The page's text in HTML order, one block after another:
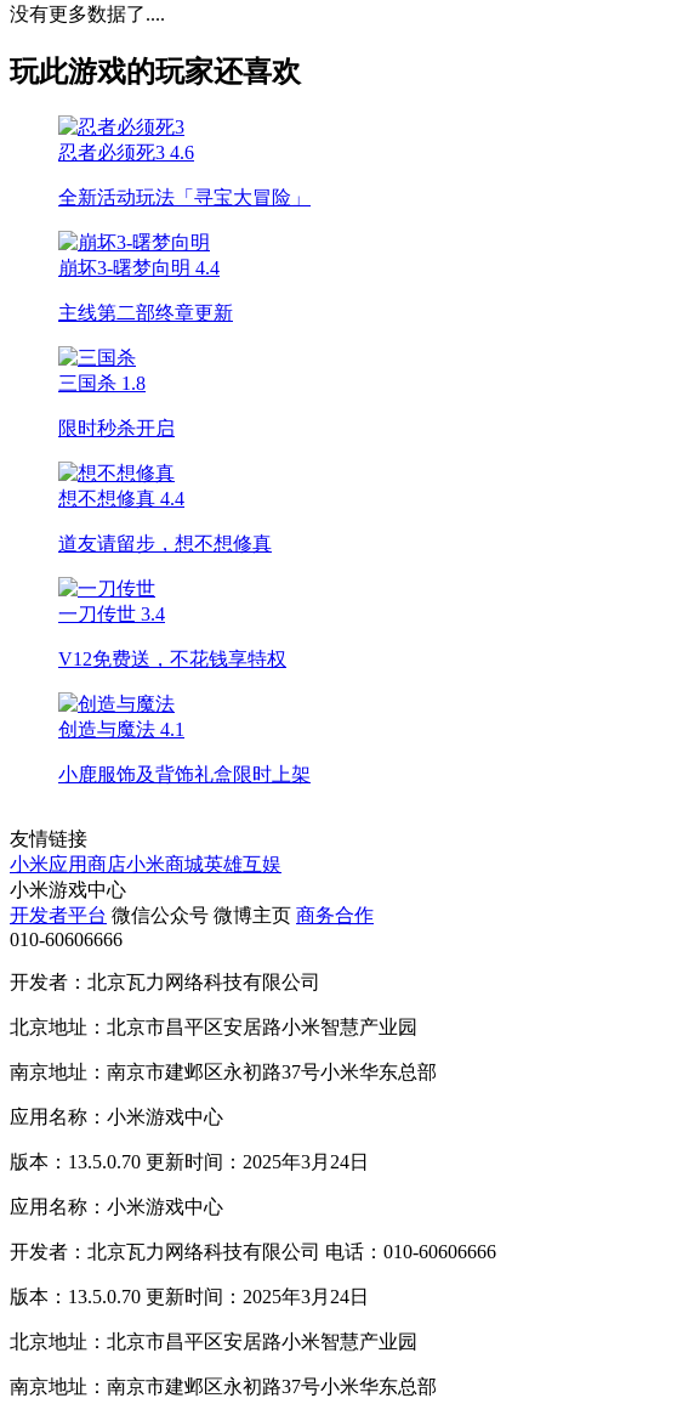
没有更多数据了....
玩此游戏的玩家还喜欢
忍者必须死3 4.6
全新活动玩法「寻宝大冒险」
崩坏3-曙梦向明 4.4
主线第二部终章更新
三国杀 1.8
限时秒杀开启
想不想修真 4.4
道友请留步，想不想修真
一刀传世 3.4
V12免费送，不花钱享特权
创造与魔法 4.1
小鹿服饰及背饰礼盒限时上架
友情链接
小米应用商店小米商城英雄互娱
小米游戏中心
开发者平台 微信公众号 微博主页 商务合作
010-60606666
开发者：北京瓦力网络科技有限公司
北京地址：北京市昌平区安居路小米智慧产业园
南京地址：南京市建邺区永初路37号小米华东总部
应用名称：小米游戏中心
版本：13.5.0.70 更新时间：2025年3月24日
应用名称：小米游戏中心
开发者：北京瓦力网络科技有限公司 电话：010-60606666
版本：13.5.0.70 更新时间：2025年3月24日
北京地址：北京市昌平区安居路小米智慧产业园
南京地址：南京市建邺区永初路37号小米华东总部